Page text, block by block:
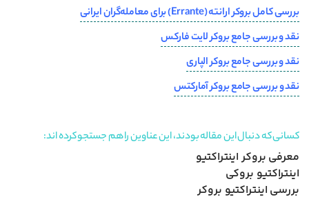
بررسی کامل بروکر ارانته (Errante) برای معامله‌گران ایرانی
نقد و بررسی جامع بروکر لایت فارکس
نقد و بررسی جامع بروکر الپاری
نقد و بررسی جامع بروکر آمارکتس
کسانی که دنبال این مقاله بودند، این عناوین را هم جستجو کرده اند:
معرفی بروکر اینتراکتیو
اینتراکتیو بروکی
بررسی اینتراکتیو بروکر